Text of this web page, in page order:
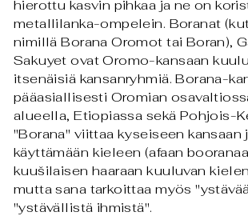
hierottu kasvin pihkaa ja ne on
metallilanka-ompelein. Boranat
nimillä Borana Oromot tai Boran),
Sakuyet ovat Oromo-kansaan
itsenäisiä kansanryhmiä. Borana-
pääasiallisesti Oromian
alueella, Etiopiassa sekä Pohjois-
"Borana" viittaa kyseiseen kansaan
käyttämään kieleen (afaan
kuušilaisen haaraan kuuluvan
mutta sana tarkoittaa myös
"ystävällistä ihmistä".